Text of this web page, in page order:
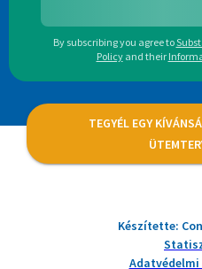
By subscribing you agree to
Policy and their
TEGYÉL EGY
Készítette: